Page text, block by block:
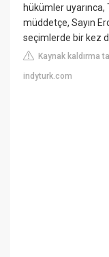
hükümler uyarınca,
müddetçe, Sayın
seçimlerde bir kez
Kaynak kaldırma
indyturk.com